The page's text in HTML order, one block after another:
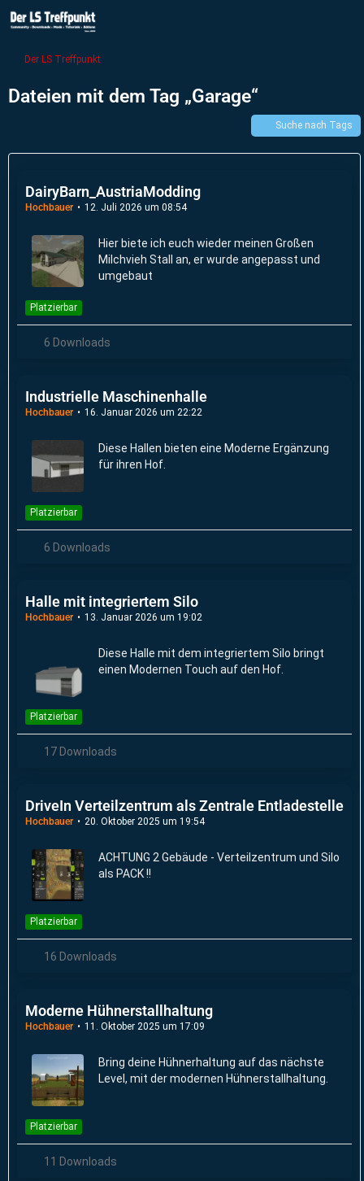
Der LS Treffpunkt
Dateien mit dem Tag „Garage“
Suche nach Tags
DairyBarn_AustriaModding
Hochbauer 12. Juli 2026 um 08:54
Hier biete ich euch wieder meinen Großen
Milchvieh Stall an, er wurde angepasst und
umgebaut
Platzierbar
6 Downloads
Industrielle Maschinenhalle
Hochbauer 16. Januar 2026 um 22:22
Diese Hallen bieten eine Moderne Ergänzung
für ihren Hof.
Platzierbar
6 Downloads
Halle mit integriertem Silo
Hochbauer 13. Januar 2026 um 19:02
Diese Halle mit dem integriertem Silo bringt
einen Modernen Touch auf den Hof.
Platzierbar
17 Downloads
DriveIn Verteilzentrum als Zentrale Entladestelle
Hochbauer 20. Oktober 2025 um 19:54
ACHTUNG 2 Gebäude - Verteilzentrum und Silo
als PACK !!
Platzierbar
16 Downloads
Moderne Hühnerstallhaltung
Hochbauer 11. Oktober 2025 um 17:09
Bring deine Hühnerhaltung auf das nächste
Level, mit der modernen Hühnerstallhaltung.
Platzierbar
11 Downloads